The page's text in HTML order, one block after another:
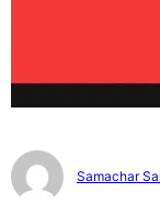
Samachar